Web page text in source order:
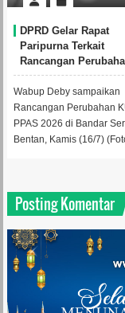
DPRD Gelar Rapat
Paripurna Terkait
Rancangan
PPAS 2026 yang
Pemkab Bintan
Wabup Deby sampaikan
Rancangan Perubahan
PPAS 2026 di Bandar
Bentan, Kamis (16/7)
Posting Komentar